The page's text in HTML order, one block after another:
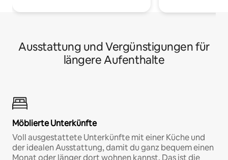
Ausstattung und Vergünstigungen für
längere Aufenthalte
Möblierte Unterkünfte
Voll ausgestattete Unterkünfte mit einer Küche und
der idealen Ausstattung, damit du ganz bequem einen
Monat oder länger dort wohnen kannst. Das ist die